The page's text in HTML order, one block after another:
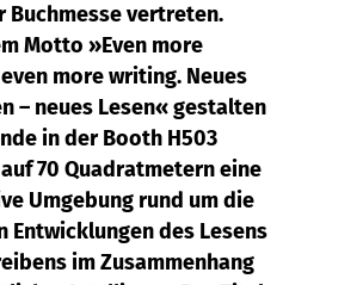
Buchmesse vertreten.
Motto »Even more
more writing. Neues
– neues Lesen« gestalten
in der Booth H503
70 Quadratmetern eine
Umgebung rund um die
Entwicklungen des Lesens
im Zusammenhang